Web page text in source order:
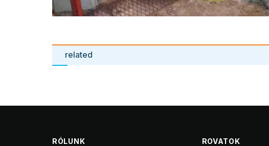
related
RÓLUNK ROVATOK